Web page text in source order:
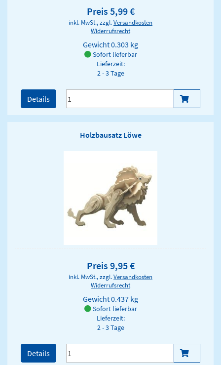
Preis 5,99 €
inkl. MwSt., zzgl.Versandkosten
Widerrufsrecht
Gewicht0.303 kg
Sofort lieferbar
Lieferzeit:
2 - 3 Tage
Details
Holzbausatz Löwe
Preis 9,95 €
inkl. MwSt., zzgl.Versandkosten
Widerrufsrecht
Gewicht0.437 kg
Sofort lieferbar
Lieferzeit:
2 - 3 Tage
Details